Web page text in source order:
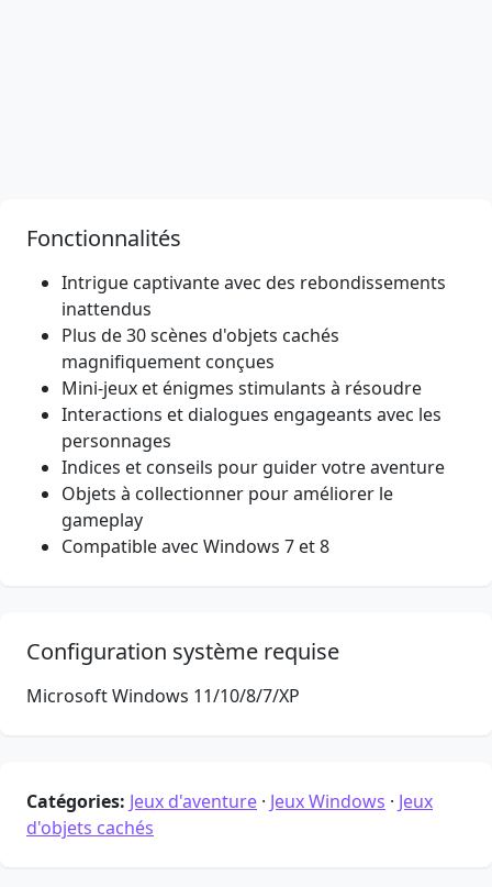
Fonctionnalités
Intrigue captivante avec des rebondissements
inattendus
Plus de 30 scènes d'objets cachés
magnifiquement conçues
Mini-jeux et énigmes stimulants à résoudre
Interactions et dialogues engageants avec les
personnages
Indices et conseils pour guider votre aventure
Objets à collectionner pour améliorer le
gameplay
Compatible avec Windows 7 et 8
Configuration système requise
Microsoft Windows 11/10/8/7/XP
Catégories: Jeux d'aventure · Jeux Windows · Jeux
d'objets cachés